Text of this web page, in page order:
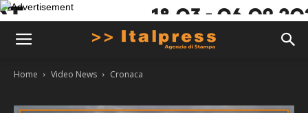
Home Video News Cronaca